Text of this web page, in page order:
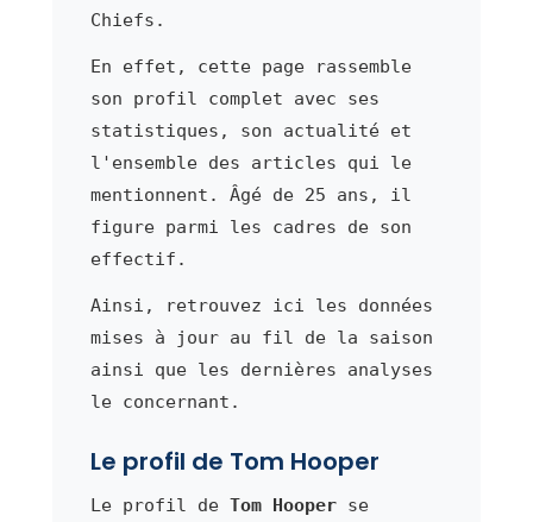
Chiefs.
En effet, cette page rassemble
son profil complet avec ses
statistiques, son actualité et
l'ensemble des articles qui le
mentionnent. Âgé de 25 ans, il
figure parmi les cadres de son
effectif.
Ainsi, retrouvez ici les données
mises à jour au fil de la saison
ainsi que les dernières analyses
le concernant.
Le profil de Tom Hooper
Le profil de Tom Hooperse